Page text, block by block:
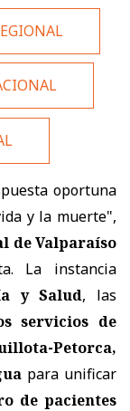
oportuna
y la muerte",
de Valparaíso
La instancia
y Salud, las
servicios de
Petorca,
para unificar
de pacientes